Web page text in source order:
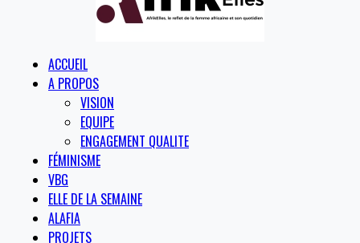
ACCUEIL
A PROPOS
VISION
EQUIPE
ENGAGEMENT QUALITE
FÉMINISME
VBG
ELLE DE LA SEMAINE
ALAFIA
PROJETS